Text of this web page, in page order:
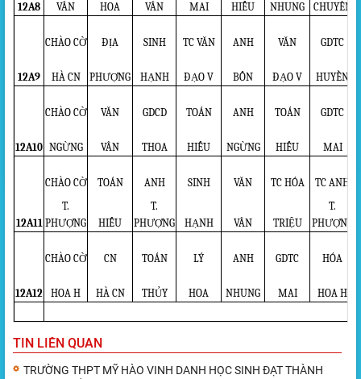
12A8 VÂN HOA VÂN MAI HIẾU NHUNG CHUYÊN
12A9
CHÀO CỜ ĐỊA SINH TC VĂN ANH VĂN GDTC
HÀ CN PHƯỢNG HẠNH ĐẠO V BỐN ĐẠO V HUYỀN
12A10
CHÀO CỜ VĂN GDCD TOÁN ANH TOÁN GDTC
NGỪNG VÂN THOA HIẾU NGỪNG HIẾU MAI
12A11
CHÀO CỜ TOÁN ANH SINH VĂN TC HÓA
TC ANH
T.
PHƯỢNG
HIẾU
T.
PHƯỢNG
HẠNH VÂN TRIỆU
T.
PHƯỢNG
12A12
CHÀO CỜ CN TOÁN LÝ ANH GDTC HÓA
HOA H HÀ CN THỦY HOA NHUNG MAI HOA H
TIN LIÊN QUAN
TRƯỜNG THPT MỸ HÀO VINH DANH HỌC SINH ĐẠT THÀNH